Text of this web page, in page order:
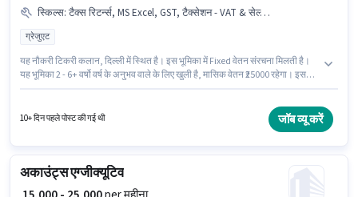
स्किल्स: टैक्स रिटर्न्स, MS Excel, GST, टैक्सेशन - VAT & सेल्स टैक्स, TDS, Tally
ग्रेजुएट
यह नौकरी टिकरी कलान, दिल्ली में स्थित है। इस भूमिका में Fixed वेतन संरचना मिलती है।
यह भूमिका 2 - 6+ वर्षो वर्ष के अनुभव वाले के लिए खुली है, मासिक वेतन ₹25000 रहेगा। इस
पद के लिए सक्रिय रूप से हायर कर रहा है। इस पद के लिए उम्मीदवार के पास ग्रेजुएट डिग्री/
10+ दिन पहले पोस्ट की गई थी जॉब व्यू करें
अकाउंट्स एग्जीक्यूटिव